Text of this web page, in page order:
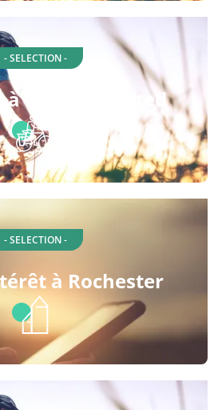
- SELECTION -
à vélo à Olmsted
- SELECTION -
à Rochester